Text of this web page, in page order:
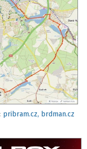
pribram.cz, brdman.cz